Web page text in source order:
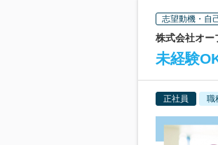
志望動機・自
株式会社オー
未経験
正社員 職